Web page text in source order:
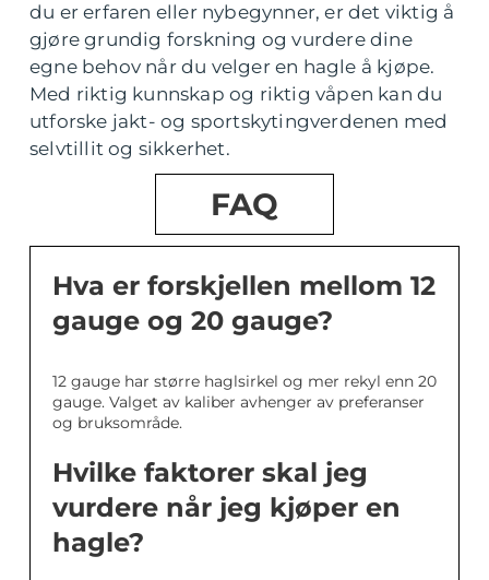
du er erfaren eller nybegynner, er det viktig å
gjøre grundig forskning og vurdere dine
egne behov når du velger en hagle å kjøpe.
Med riktig kunnskap og riktig våpen kan du
utforske jakt- og sportskytingverdenen med
selvtillit og sikkerhet.
FAQ
Hva er forskjellen mellom 12
gauge og 20 gauge?
12 gauge har større haglsirkel og mer rekyl enn 20
gauge. Valget av kaliber avhenger av preferanser
og bruksområde.
Hvilke faktorer skal jeg
vurdere når jeg kjøper en
hagle?